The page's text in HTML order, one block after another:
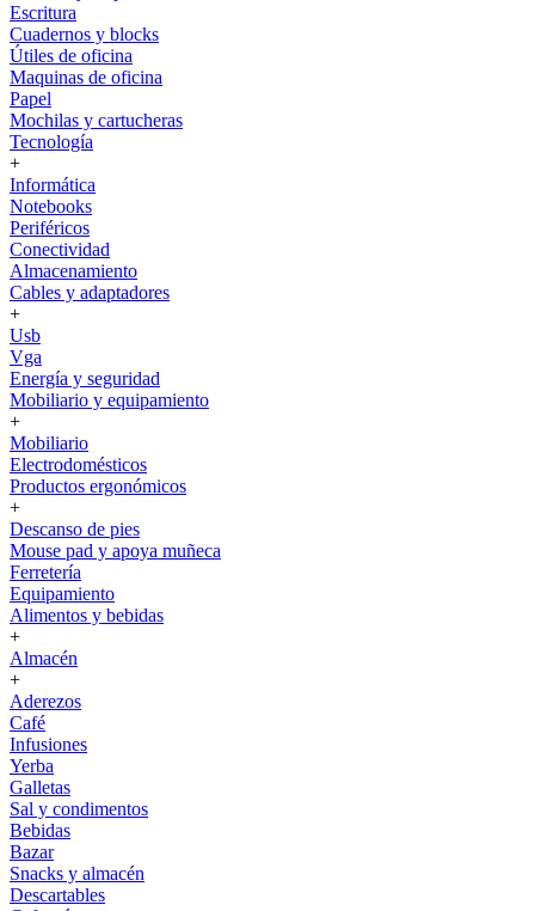
Escritura
Cuadernos y blocks
Útiles de oficina
Maquinas de oficina
Papel
Mochilas y cartucheras
Tecnología
+
Informática
Notebooks
Periféricos
Conectividad
Almacenamiento
Cables y adaptadores
+
Usb
Vga
Energía y seguridad
Mobiliario y equipamiento
+
Mobiliario
Electrodomésticos
Productos ergonómicos
+
Descanso de pies
Mouse pad y apoya muñeca
Ferretería
Equipamiento
Alimentos y bebidas
+
Almacén
+
Aderezos
Café
Infusiones
Yerba
Galletas
Sal y condimentos
Bebidas
Bazar
Snacks y almacén
Descartables